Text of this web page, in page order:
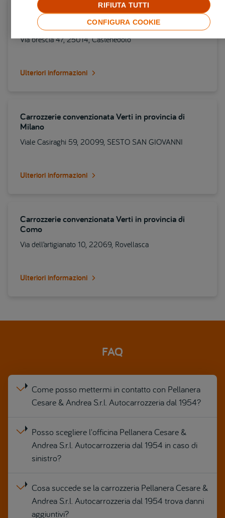
Carrozzerie convenzionata Verti in provincia di
Brescia
Via brescia 47, 25014, Castenedolo
Ulteriori informazioni
Carrozzerie convenzionata Verti in provincia di
Milano
Viale Casiraghi 59, 20099, SESTO SAN GIOVANNI
Ulteriori informazioni
Carrozzerie convenzionata Verti in provincia di
Como
Via dell’artigianato 10, 22069, Rovellasca
Ulteriori informazioni
FAQ
Come posso mettermi in contatto con Pellanera
Cesare & Andrea S.r.l. Autocarrozzeria dal 1954?
Posso scegliere l'officina Pellanera Cesare &
Andrea S.r.l. Autocarrozzeria dal 1954 in caso di
sinistro?
Cosa succede se la carrozzeria Pellanera Cesare &
Andrea S.r.l. Autocarrozzeria dal 1954 trova danni
aggiuntivi?
CONFIGURA COOKIE
RIFIUTA TUTTI